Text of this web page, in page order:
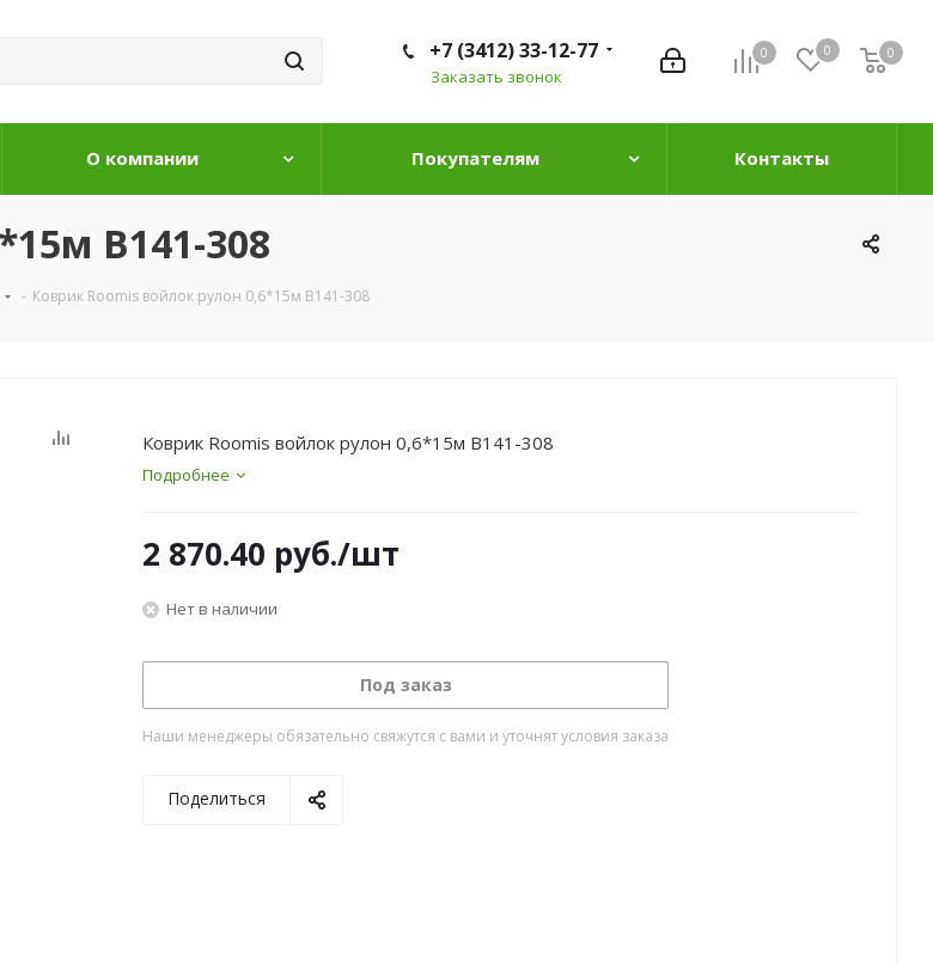
0 0 0
0
+7 (3412) 33-12-77
Заказать звонок
О компании Покупателям Контакты
B141-308
- Коврик Roomis войлок рулон 0,6*15м B141-308
Коврик Roomis войлок рулон 0,6*15м B141-308
Подробнее
2 870.40 руб./шт
Нет в наличии
Под заказ
Наши менеджеры обязательно свяжутся с вами и уточнят условия заказа
Поделиться